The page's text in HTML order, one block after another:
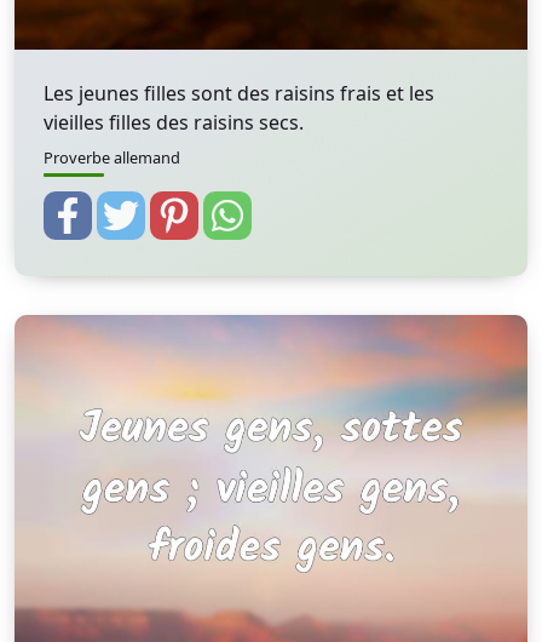
Les jeunes filles sont des raisins frais et les
vieilles filles des raisins secs.
Proverbe allemand